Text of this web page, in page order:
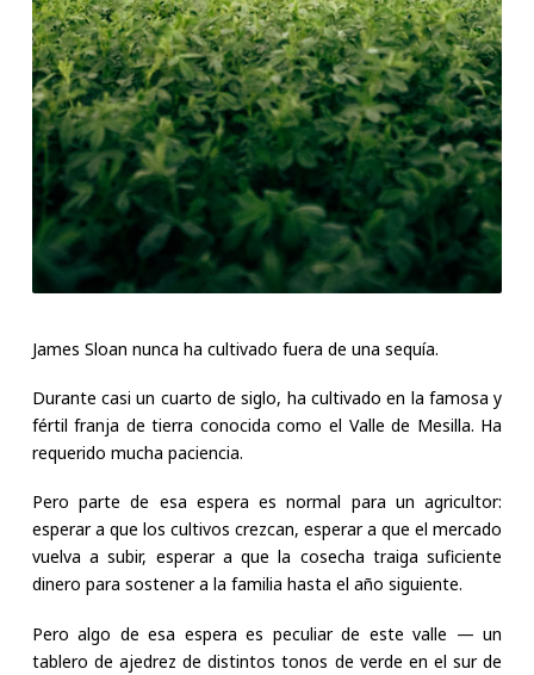
James Sloan nunca ha cultivado fuera de una sequía.
Durante casi un cuarto de siglo, ha cultivado en la famosa y
fértil franja de tierra conocida como el Valle de Mesilla. Ha
requerido mucha paciencia.
Pero parte de esa espera es normal para un agricultor:
esperar a que los cultivos crezcan, esperar a que el mercado
vuelva a subir, esperar a que la cosecha traiga suficiente
dinero para sostener a la familia hasta el año siguiente.
Pero algo de esa espera es peculiar de este valle — un
tablero de ajedrez de distintos tonos de verde en el sur de